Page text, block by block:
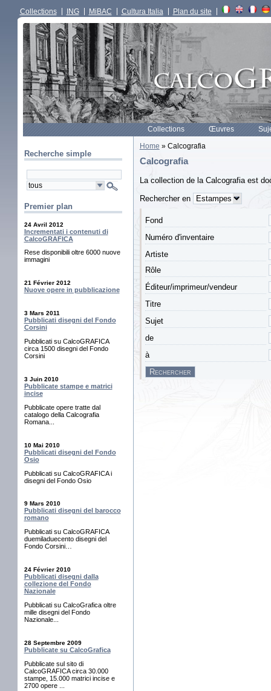
Collections ING MiBAC Cultura Italia Plan du site
Collections Œuvres
Recherche simple
Premier plan
24 Avril 2012
Incrementati i contenuti di
CalcoGRAFICA
Rese disponibili oltre 6000 nuove
immagini
21 Février 2012
Nuove opere in pubblicazione
3 Mars 2011
Pubblicati disegni del Fondo
Corsini
Pubblicati su CalcoGRAFICA
circa 1500 disegni del Fondo
Corsini
3 Juin 2010
Pubblicate stampe e matrici
incise
Pubblicate opere tratte dal
catalogo della Calcografia
Romana...
10 Mai 2010
Pubblicati disegni del Fondo
Osio
Pubblicati su CalcoGRAFICA i
disegni del Fondo Osio
9 Mars 2010
Pubblicati disegni del barocco
romano
Pubblicati su CalcoGRAFICA
duemiladuecento disegni del
Fondo Corsini…
24 Février 2010
Pubblicati disegni dalla
collezione del Fondo
Nazionale
Pubblicati su CalcoGrafica oltre
mille disegni del Fondo
Nazionale...
28 Septembre 2009
Pubblicate su CalcoGrafica
Pubblicate sul sito di
CalcoGRAFICA circa 30.000
stampe, 15.000 matrici incise e
2700 opere ...
Home » Calcografia
Calcografia
La collection de la Calcografia est
Rechercher en
Fond
Numéro d'inventaire
Artiste
Rôle
Éditeur/imprimeur/vendeur
Titre
Sujet
de
à